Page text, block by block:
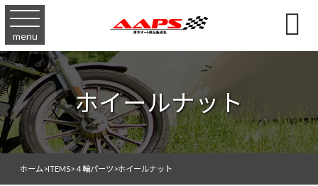
menu 
ホイールナット
ホーム>ITEMS>４輪パーツ>ホイールナット